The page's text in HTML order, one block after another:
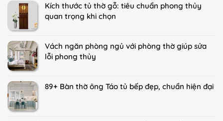
Kích thước tủ thờ gỗ: tiêu chuẩn phong thủy
quan trọng khi chọn
Vách ngăn phòng ngủ với phòng thờ giúp sửa
lỗi phong thủy
89+ Bàn thờ ông Táo tủ bếp đẹp, chuẩn hiện đại